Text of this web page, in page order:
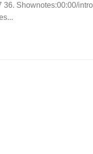
36. Shownotes:00:00/